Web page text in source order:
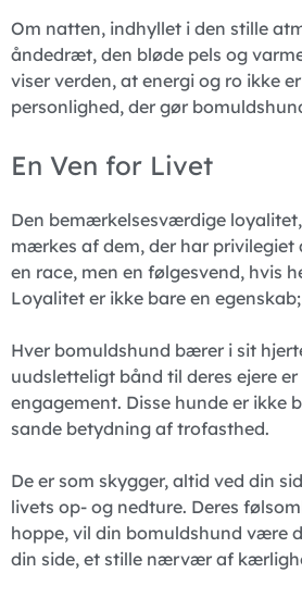
Om natten, indhyllet i den stille
åndedræt, den bløde pels og
viser verden, at energi og ro ikke
personlighed, der gør
En Ven for Livet
Den bemærkelsesværdige
mærkes af dem, der har privilegiet
en race, men en følgesvend, hvis
Loyalitet er ikke bare en
Hver bomuldshund bærer i sit
uudsletteligt bånd til deres ejere
engagement. Disse hunde er ikke
sande betydning af trofasthed.
De er som skygger, altid ved din
livets op- og nedture. Deres
hoppe, vil din bomuldshund være
din side, et stille nærvær af